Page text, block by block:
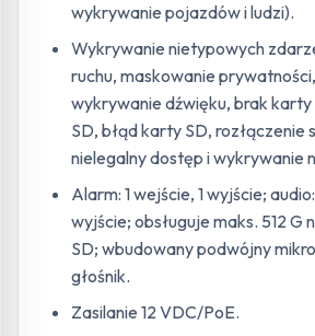
wykrywanie pojazdów i ludzi).
Wykrywanie nietypowych
ruchu, maskowanie
wykrywanie dźwięku, brak karty
SD, błąd karty SD, rozłączenie
nielegalny dostęp i wykrywanie
Alarm: 1 wejście, 1 wyjście;
wyjście; obsługuje maks. 512 G
SD; wbudowany podwójny
głośnik.
Zasilanie 12 VDC/PoE.